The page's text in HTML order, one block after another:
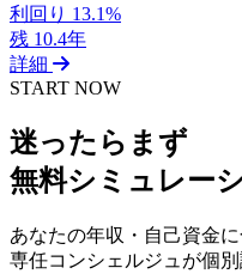
利回り 13.1%
残 10.4年
詳細
START NOW
迷ったらまず
無料シミュレー
あなたの年収・自己資金
専任コンシェルジュが個